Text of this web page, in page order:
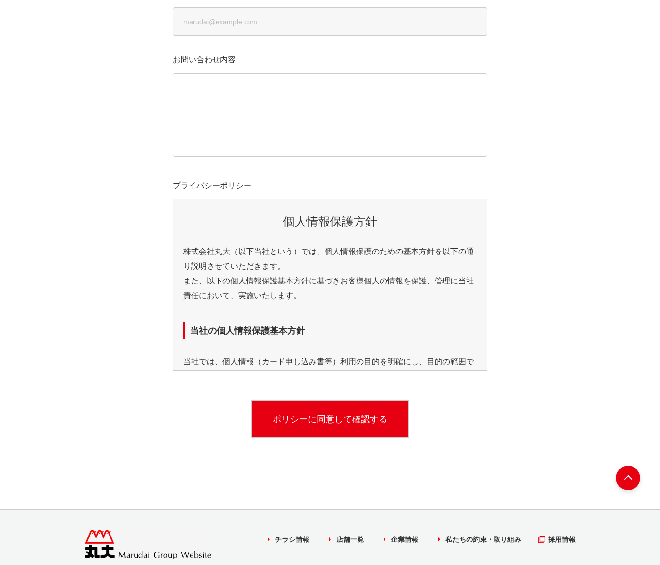
お問い合わせ内容
プライバシーポリシー
個人情報保護方針
株式会社丸大（以下当社という）では、個人情報保護のための基本方針を以下の通
り説明させていただきます。
また、以下の個人情報保護基本方針に基づきお客様個人の情報を保護、管理に当社
責任において、実施いたします。
当社の個人情報保護基本方針
当社では、個人情報（カード申し込み書等）利用の目的を明確にし、目的の範囲で
個人情報の保管について
お客様の個人情報（カード申し込み書等）を最新の情報を保ち、安全かつ適切に
チラシ情報 店舗一覧 企業情報 私たちの約束・取り組み 採用情報